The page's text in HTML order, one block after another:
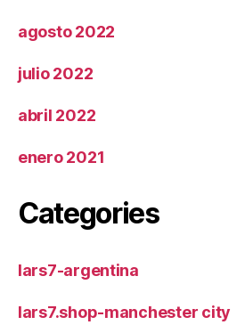
agosto 2022
julio 2022
abril 2022
enero 2021
Categories
lars7-argentina
lars7.shop-manchester city